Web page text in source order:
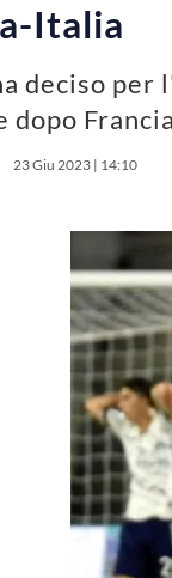
Italia
deciso
dopo
23 Giu 2023 | 14:10